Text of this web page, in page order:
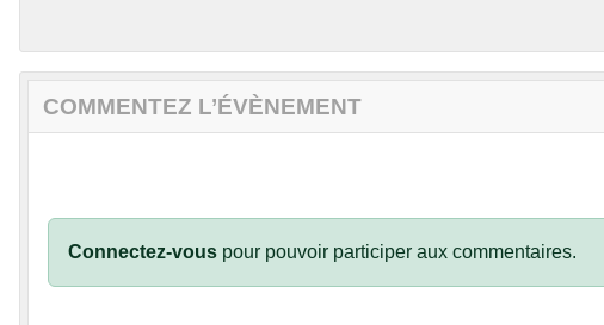
COMMENTEZ L’ÉVÈNEMENT
Connectez-vous pour pouvoir participer aux commentaires.